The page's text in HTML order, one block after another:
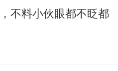
和活力
不料小伙眼都不眨都